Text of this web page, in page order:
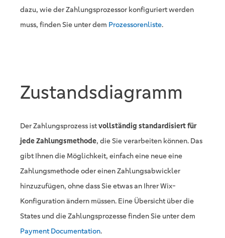
dazu, wie der Zahlungsprozessor konfiguriert werden
muss, finden Sie unter dem Prozessorenliste.
Zustandsdiagramm
Der Zahlungsprozess istvollständig standardisiert für
jede Zahlungsmethode, die Sie verarbeiten können. Das
gibt Ihnen die Möglichkeit, einfach eine neue eine
Zahlungsmethode oder einen Zahlungsabwickler
hinzuzufügen, ohne dass Sie etwas an Ihrer Wix-
Konfiguration ändern müssen. Eine Übersicht über die
States und die Zahlungsprozesse finden Sie unter dem
Payment Documentation.